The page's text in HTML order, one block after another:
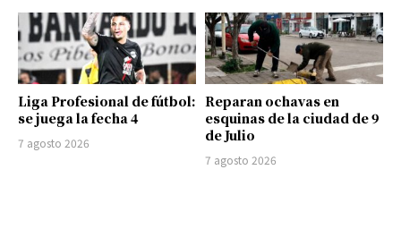
Liga Profesional de fútbol:
se juega la fecha 4
7 agosto 2026
Reparan ochavas en
esquinas de la ciudad de 9
de Julio
7 agosto 2026